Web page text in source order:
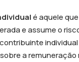
é aquele
e assume o
a remuneração